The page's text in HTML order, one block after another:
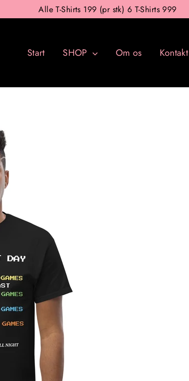
Alle T-Shirts 199 (pr stk) 6 T-Shirts 999
Start SHOP Om os Kontakt